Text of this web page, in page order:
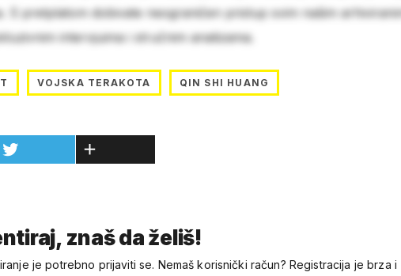
S pretplatom dobivate neograničen pristup svim našim
intervjuima i stručnim analizama.
VOJSKA TERAKOTA QIN SHI HUANG
znaš da želiš!
je potrebno prijaviti se. Nemaš korisnički račun? Registracija je brza i